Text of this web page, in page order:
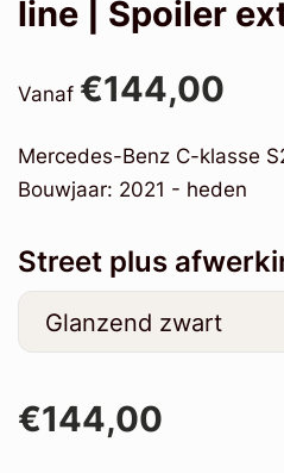
line | Spoiler
Vanaf €144,00
Mercedes-Benz C-klasse
Bouwjaar: 2021 - heden
Street plus
€144,00